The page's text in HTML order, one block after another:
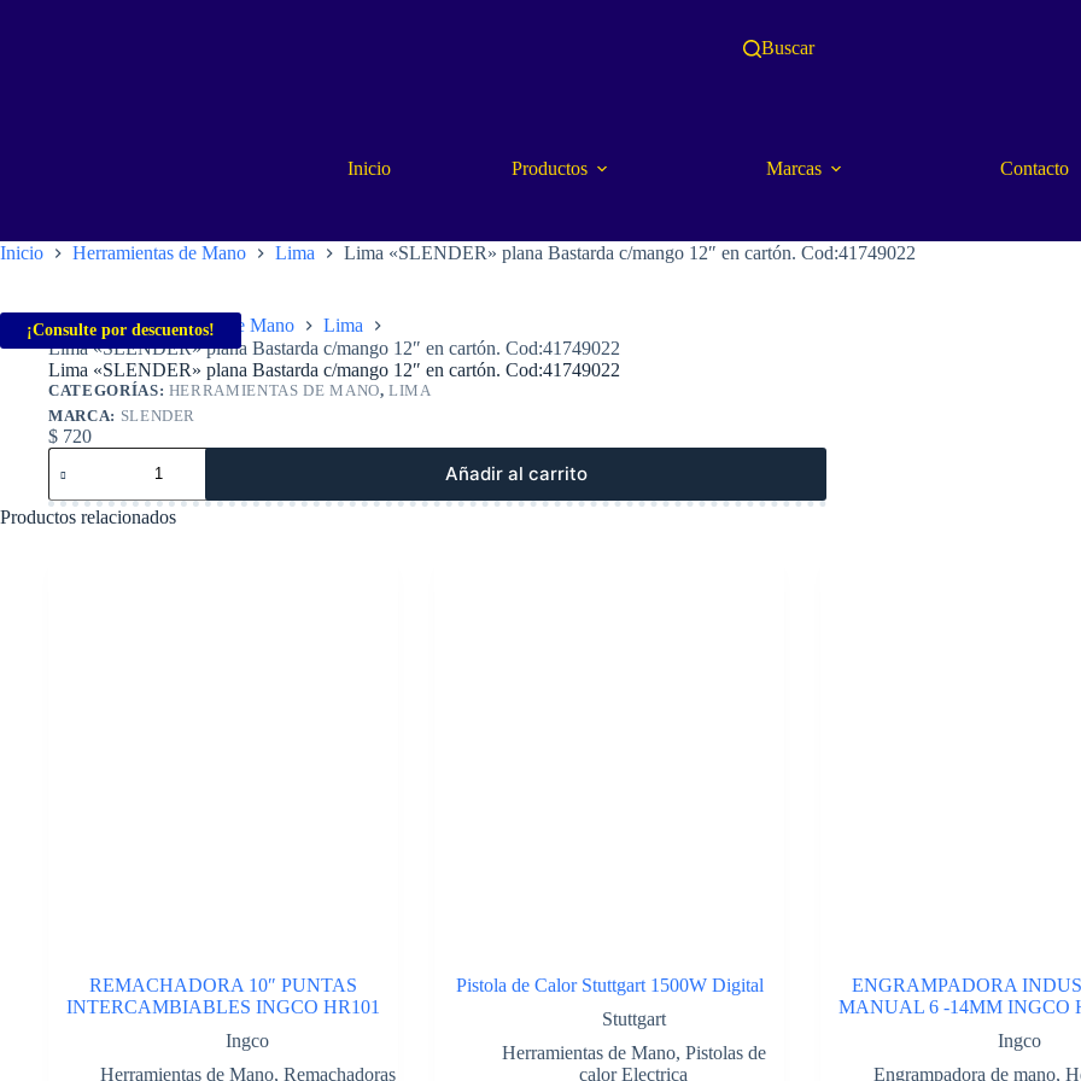
Buscar
Inicio Productos Marcas Contacto
Inicio Herramientas de Mano Lima Lima «SLENDER» plana Bastarda c/mango 12″ en cartón. Cod:41749022
¡Consulte por descuentos!
Inicio Herramientas de Mano
Lima
Lima «SLENDER» plana Bastarda c/mango 12″ en cartón. Cod:41749022
Lima «SLENDER» plana Bastarda c/mango 12″ en cartón. Cod:41749022
CATEGORÍAS: HERRAMIENTAS DE MANO,LIMA
MARCA: SLENDER
$ 720
Lima
«SLENDER»
plana
Bastarda
Añadir al carrito
Productos relacionados
REMACHADORA 10″ PUNTAS
INTERCAMBIABLES INGCO HR101
Ingco
Herramientas de Mano, Remachadoras
Pistola de Calor Stuttgart 1500W Digital
Stuttgart
Herramientas de Mano, Pistolas de
calor Electrica
ENGRAMPADORA
MANUAL 6 -14MM INGCO
Ingco
Engrampadora de mano,